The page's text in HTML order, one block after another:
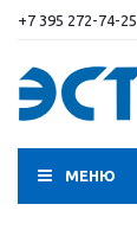
+7 395 272-74-25
МЕНЮ